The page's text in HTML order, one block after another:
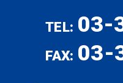
TEL: 03-
FAX: 03-